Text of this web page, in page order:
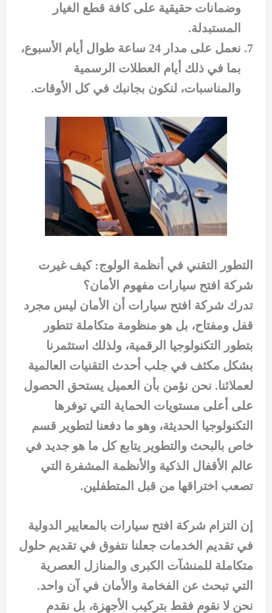
وضمانات حقيقية على كافة قطع الغيار
المستبدلة.
نعمل على مدار 24 ساعة طوال أيام الأسبوع،
بما في ذلك أيام العطلات الرسمية
والمناسبات، لنكون بجانبك في كل الأوقات.
التطور التقني في أنظمة الولوج: كيف غيرت
شركة افتح سيارات مفهوم الأمان؟
تدرك شركة افتح سيارات أن الأمان ليس مجرد
قفل ومفتاح، بل هو منظومة متكاملة تتطور
بتطور التكنولوجيا الرقمية، ولذلك استثمرنا
بشكل مكثف في جلب أحدث التقنيات العالمية
لعملائنا. نحن نؤمن بأن العميل يستحق الحصول
على أعلى مستويات الحماية التي توفرها
التكنولوجيا الحديثة، وهو ما دفعنا لتطوير قسم
خاص بالبحث والتطوير يتابع كل ما هو جديد في
عالم الأقفال الذكية والأنظمة المشفرة التي
تصعب اختراقها من قبل المتطفلين.
إن التزام شركة افتح سيارات بالمعايير الدولية
في تقديم الخدمات جعلنا نتفوق في تقديم حلول
متكاملة للمنشآت الكبرى والمنازل العصرية
التي تبحث عن الفخامة والأمان في آن واحد.
نحن لا نقوم فقط بتركيب الأجهزة، بل نقدم